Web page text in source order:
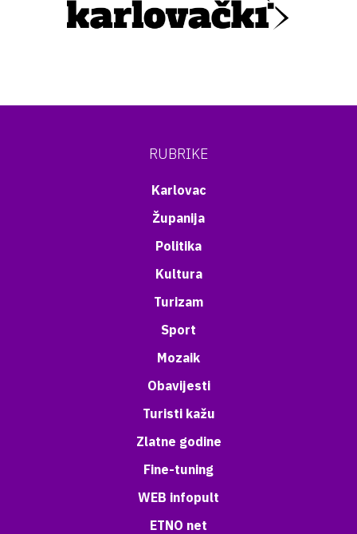
RUBRIKE
Karlovac
Županija
Politika
Kultura
Turizam
Sport
Mozaik
Obavijesti
Turisti kažu
Zlatne godine
Fine-tuning
WEB infopult
ETNO net